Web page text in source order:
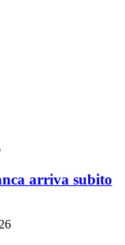
arriva subito